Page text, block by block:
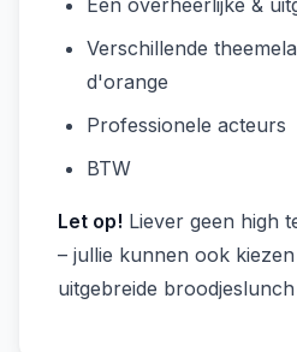
Verschillende
d'orange
Professionele acteurs
BTW
Let op! Liever geen high
– jullie kunnen ook
uitgebreide